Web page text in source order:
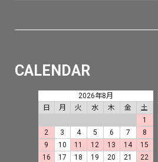
CALENDAR
2026年8月
日
月 火 水 木 金
土
1
2
3 4 5 6 7
8
9
10 11 12 13 14
15
16
17 18 19 20 21
22